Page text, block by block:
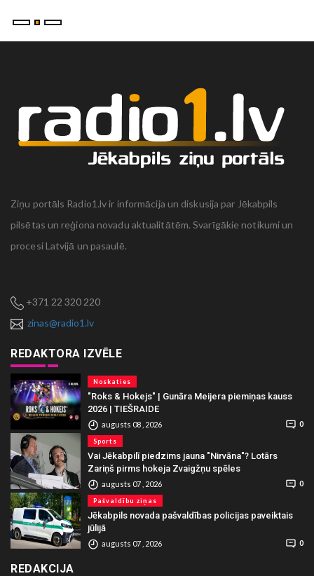
Ziņu portāls Radio1.lv ir informācija un diskusija par Jēkabpils
pilsētas un reģiona novadu aktualitātēm. Svarīgākie notikumi un
procesi Latvijā un pasaulē.
+371 22 320 220
zinas@radio1.lv
REDAKTORA IZVĒLE
Noskaties
"Roks & Hokejs" | Gunāra Meijera piemiņas kauss
2026 | TIEŠRAIDE
augusts 08 , 2026 0
Sports
Vai Jēkabpilī piedzims jauna "Nirvāna"? Lotārs
Zariņš pirms hokeja Zvaigžņu spēles
augusts 07 , 2026 0
Pašvaldību ziņas
Jēkabpils novada pašvaldības policijas paveiktais
jūlijā
augusts 07 , 2026 0
REDAKCIJA